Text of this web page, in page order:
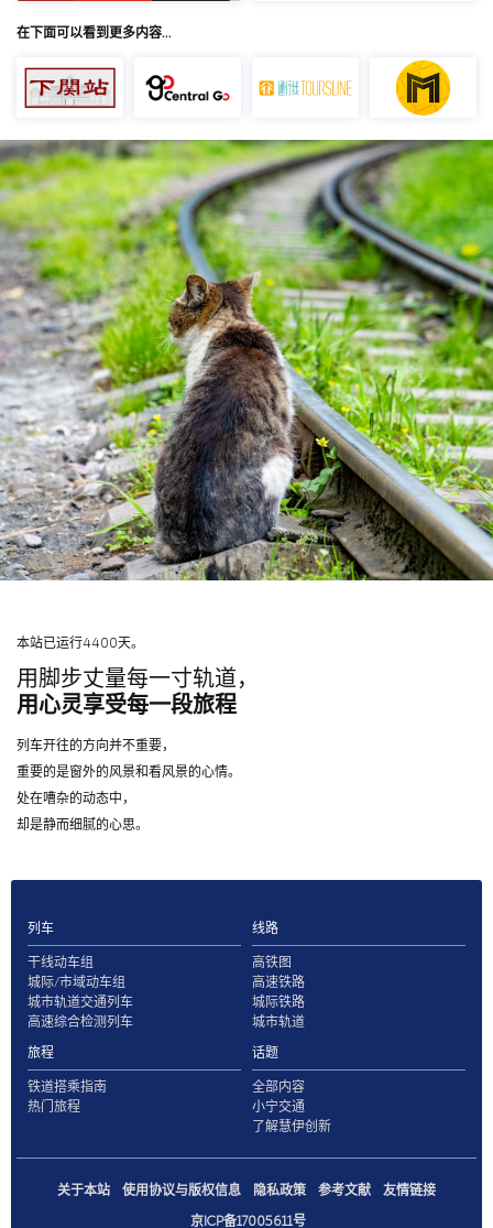
在下面可以看到更多内容…
本站已运行4400天。
用脚步丈量每一寸轨道，
用心灵享受每一段旅程
列车开往的方向并不重要，
重要的是窗外的风景和看风景的心情。
处在嘈杂的动态中，
却是静而细腻的心思。
列车
干线动车组
城际/市域动车组
城市轨道交通列车
高速综合检测列车
线路
高铁图
高速铁路
城际铁路
城市轨道
旅程
铁道搭乘指南
热门旅程
话题
全部内容
小宁交通
了解慧伊创新
关于本站 使用协议与版权信息 隐私政策 参考文献
友情链接
京ICP备17005611号